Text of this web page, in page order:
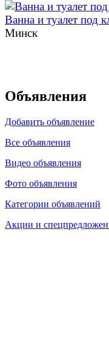
Ванна и туалет под
Минск
Объявления
Добавить объявление
Все объявления
Видео объявления
Фото объявления
Категории объявлений
Акции и